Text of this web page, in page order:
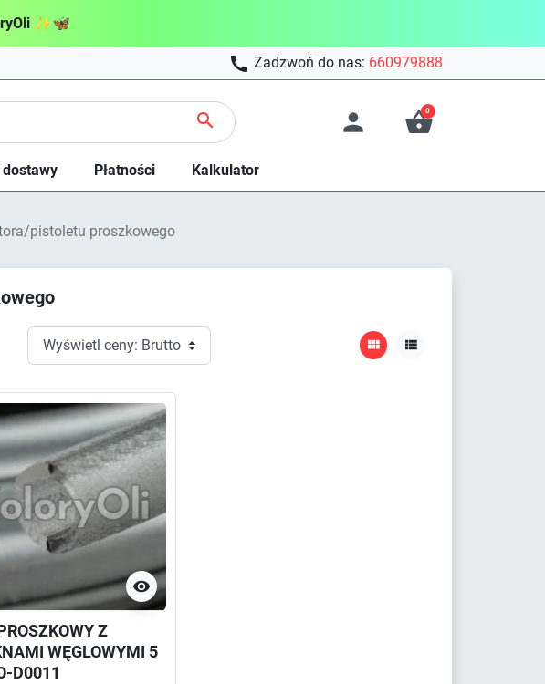
✨🦋
 Zadzwoń do nas: 660979888
  
0
dostawy Płatności Kalkulator
pistoletu proszkowego
 

Z
WĘGLOWYMI 5
D0011